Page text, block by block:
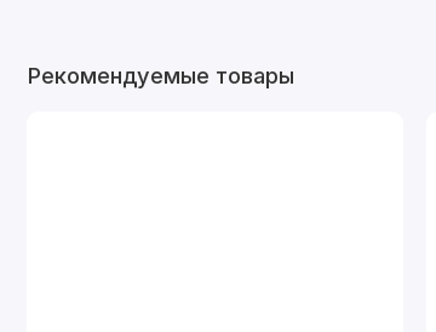
Рекомендуемые товары